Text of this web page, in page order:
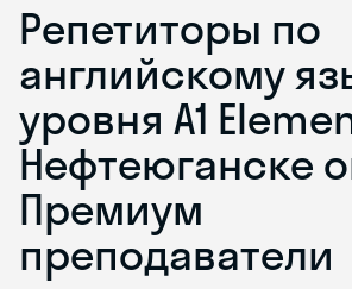
Репетиторы по
английскому
уровня A1
Нефтеюганске
Премиум
преподаватели
Skyeng Chat
online